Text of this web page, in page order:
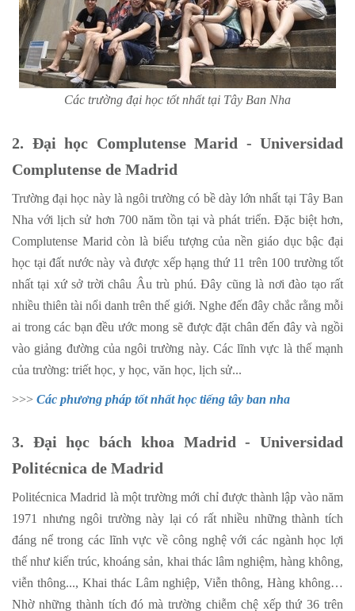
Các trường đại học tốt nhất tại Tây Ban Nha
2. Đại học Complutense Marid - Universidad
Complutense de Madrid
Trường đại học này là ngôi trường có bề dày lớn nhất tại Tây Ban
Nha với lịch sử hơn 700 năm tồn tại và phát triển. Đặc biệt hơn,
Complutense Marid còn là biểu tượng của nền giáo dục bậc đại
học tại đất nước này và được xếp hạng thứ 11 trên 100 trường tốt
nhất tại xứ sở trời châu Âu trù phú. Đây cũng là nơi đào tạo rất
nhiều thiên tài nổi danh trên thế giới. Nghe đến đây chắc rằng mỗi
ai trong các bạn đều ước mong sẽ được đặt chân đến đây và ngồi
vào giảng đường của ngôi trường này. Các lĩnh vực là thế mạnh
của trường: triết học, y học, văn học, lịch sử...
>>> Các phương pháp tốt nhất học tiếng tây ban nha
3. Đại học bách khoa Madrid - Universidad
Politécnica de Madrid
Politécnica Madrid là một trường mới chỉ được thành lập vào năm
1971 nhưng ngôi trường này lại có rất nhiều những thành tích
đáng nể trong các lĩnh vực về công nghệ với các ngành học lợi
thế như kiến trúc, khoáng sản, khai thác lâm nghiệm, hàng không,
viễn thông..., Khai thác Lâm nghiệp, Viễn thông, Hàng không…
Nhờ những thành tích đó mà trường chiễm chệ xếp thứ 36 trên